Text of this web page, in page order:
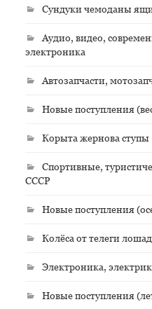
Сундуки чемоданы
Аудио, видео,
электроника
Автозапчасти,
Новые поступления
Корыта жернова ступы
Спортивные,
СССР
Новые поступления
Колёса от телеги
Электроника,
Новые поступления